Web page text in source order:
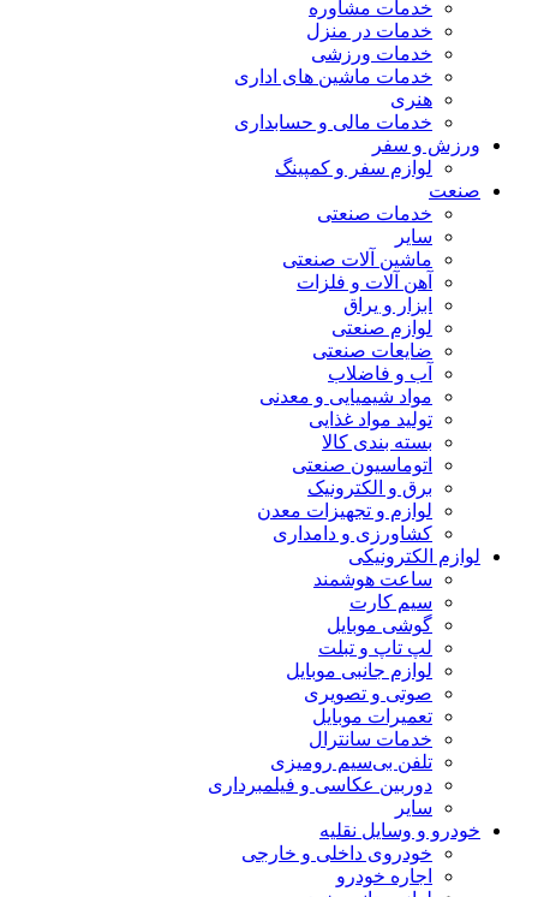
خدمات مشاوره
خدمات در منزل
خدمات ورزشی
خدمات ماشین های اداری
هنری
خدمات مالی و حسابداری
ورزش و سفر
لوازم سفر و کمپینگ
صنعت
خدمات صنعتی
سایر
ماشین آلات صنعتی
آهن آلات و فلزات
ابزار و یراق
لوازم صنعتی
ضایعات صنعتی
آب و فاضلاب
مواد شیمیایی و معدنی
تولید مواد غذایی
بسته بندی کالا
اتوماسیون صنعتی
برق و الکترونیک
لوازم و تجهیزات معدن
کشاورزی و دامداری
لوازم الکترونیکی
ساعت هوشمند
سیم کارت
گوشی موبایل
لپ تاپ و تبلت
لوازم جانبی موبایل
صوتی و تصویری
تعمیرات موبایل
خدمات سانترال
تلفن بی‌سیم رومیزی
دوربین عکاسی و فیلمبرداری
سایر
خودرو و وسایل نقلیه
خودروی داخلی و خارجی
اجاره خودرو